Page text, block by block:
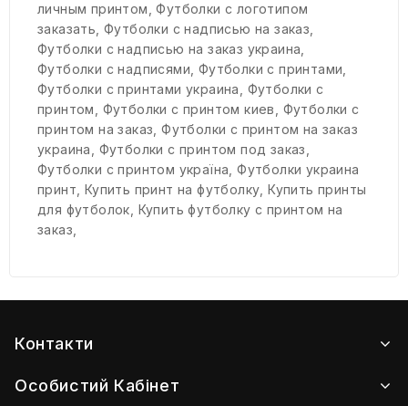
личным принтом,Футболки с логотипом
заказать,Футболки с надписью на заказ,
Футболки с надписью на заказ украина,
Футболки с надписями, Футболки с принтами,
Футболки с принтами украина, Футболки с
принтом, Футболки с принтом киев, Футболки с
принтом на заказ,Футболки с принтом на заказ
украина, Футболки с принтом под заказ,
Футболки с принтом україна,Футболки украина
принт, Купить принт на футболку,Купить принты
для футболок, Купить футболку с принтом на
заказ,
Контакти
Особистий Кабінет